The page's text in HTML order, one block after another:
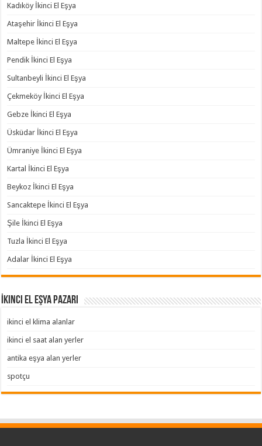
Kadıköy İkinci El Eşya
Ataşehir İkinci El Eşya
Maltepe İkinci El Eşya
Pendik İkinci El Eşya
Sultanbeyli İkinci El Eşya
Çekmeköy İkinci El Eşya
Gebze İkinci El Eşya
Üsküdar İkinci El Eşya
Ümraniye İkinci El Eşya
Kartal İkinci El Eşya
Beykoz İkinci El Eşya
Sancaktepe İkinci El Eşya
Şile İkinci El Eşya
Tuzla İkinci El Eşya
Adalar İkinci El Eşya
İkinci El Eşya Pazarı
ikinci el klima alanlar
ikinci el saat alan yerler
antika eşya alan yerler
spotçu